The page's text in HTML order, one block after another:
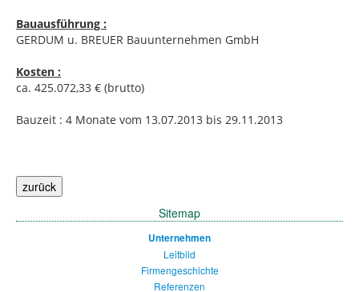
Bauausführung :
GERDUM u. BREUER Bauunternehmen GmbH
Kosten :
ca. 425.072,33 € (brutto)
Bauzeit : 4 Monate vom 13.07.2013 bis 29.11.2013
Sitemap
Unternehmen
Leitbild
Firmengeschichte
Referenzen